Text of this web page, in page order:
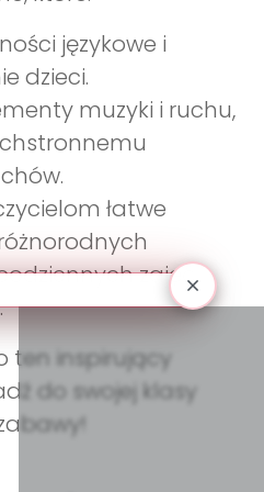
językowe i
dzieci.
muzyki i ruchu,
łatwe
zajęć
ten inspirujący
do swojej klasy